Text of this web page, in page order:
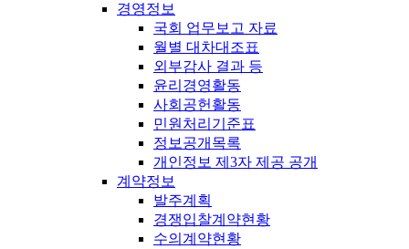
경영정보
국회 업무보고 자료
월별 대차대조표
외부감사 결과 등
윤리경영활동
사회공헌활동
민원처리기준표
정보공개목록
개인정보 제3자 제공 공개
계약정보
발주계획
경쟁입찰계약현황
수의계약현황